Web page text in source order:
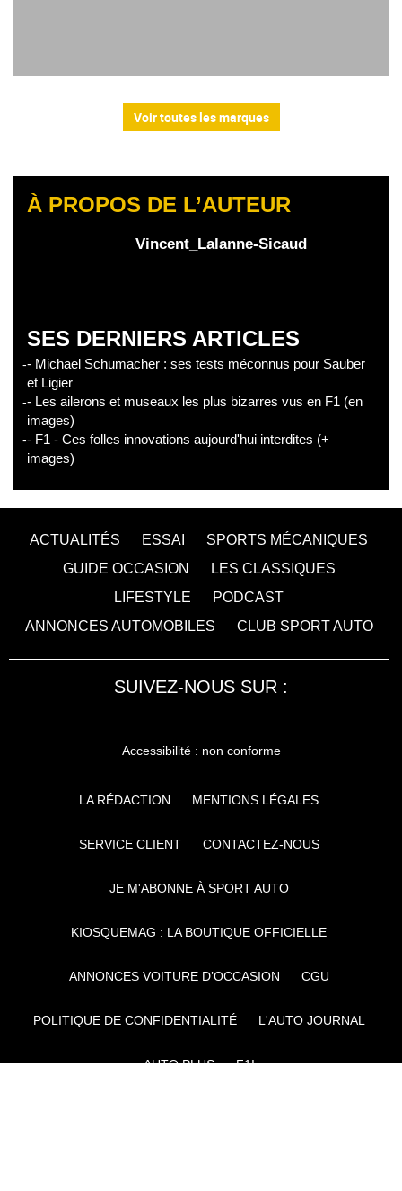
Voir toutes les marques
À PROPOS DE L’AUTEUR
Vincent_Lalanne-Sicaud
SES DERNIERS ARTICLES
- Michael Schumacher : ses tests méconnus pour Sauber
et Ligier
- Les ailerons et museaux les plus bizarres vus en F1 (en
images)
- F1 - Ces folles innovations aujourd'hui interdites (+
images)
ACTUALITÉS ESSAI
SPORTS MÉCANIQUES
GUIDE OCCASION
LES CLASSIQUES
LIFESTYLE
PODCAST
ANNONCES AUTOMOBILES
CLUB SPORT AUTO
SUIVEZ-NOUS SUR :
Accessibilité : non conforme
LA RÉDACTION MENTIONS LÉGALES
SERVICE CLIENT CONTACTEZ-NOUS
JE M'ABONNE À SPORT AUTO
KIOSQUEMAG : LA BOUTIQUE OFFICIELLE
ANNONCES VOITURE D’OCCASION CGU
POLITIQUE DE CONFIDENTIALITÉ L'AUTO JOURNAL
AUTO PLUS F1I